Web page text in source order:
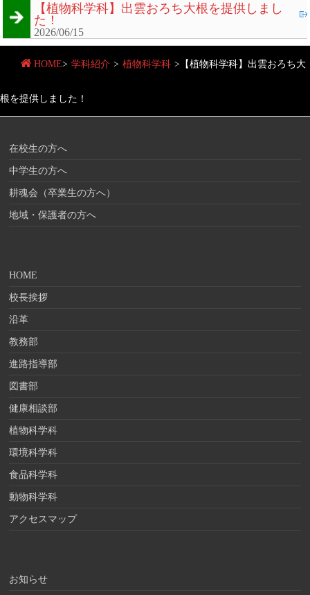
【植物科学科】出雲おろち大根を提供しまし
た！
2026/06/15
HOME> 学科紹介 > 植物科学科 > 【植物科学科】出雲おろち大
根を提供しました！
在校生の方へ
中学生の方へ
耕魂会（卒業生の方へ）
地域・保護者の方へ
HOME
校長挨拶
沿革
教務部
進路指導部
図書部
健康相談部
植物科学科
環境科学科
食品科学科
動物科学科
アクセスマップ
お知らせ